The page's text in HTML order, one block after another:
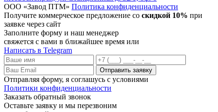
ООО «Завод ПТМ» Политика конфиденциальности
Получите коммерческое предложение со скидкой 10% при
заявке через сайт
Заполните форму и наш менеджер
свяжется с вами в ближайшее время или
Написать в Telegram
Отправляя форму, я соглашусь с условиями
Политики конфиденциальности
Заказать обратный звонок
Оставьте заявку и мы перезвоним